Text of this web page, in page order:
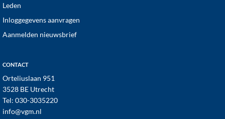
Leden
Inloggegevens aanvragen
Aanmelden nieuwsbrief
CONTACT
Orteliuslaan 951
3528 BE Utrecht
Tel: 030-3035220
info@vgm.nl